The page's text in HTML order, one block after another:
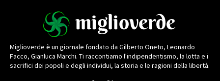
Miglioverde è un giornale fondato da Gilberto Oneto, Leonardo
Facco, Gianluca Marchi. Ti raccontiamo l'indipendentismo, la lotta e i
sacrifici dei popoli e degli individui, la storia e le ragioni della libertà.